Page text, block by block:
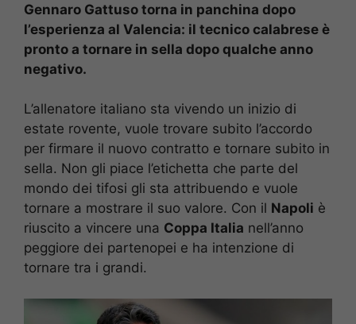
Gennaro Gattuso torna in panchina dopo
l’esperienza al Valencia: il tecnico calabrese è
pronto a tornare in sella dopo qualche anno
negativo.
L’allenatore italiano sta vivendo un inizio di
estate rovente, vuole trovare subito l’accordo
per firmare il nuovo contratto e tornare subito in
sella. Non gli piace l’etichetta che parte del
mondo dei tifosi gli sta attribuendo e vuole
tornare a mostrare il suo valore. Con il Napoli è
riuscito a vincere una Coppa Italia nell’anno
peggiore dei partenopei e ha intenzione di
tornare tra i grandi.